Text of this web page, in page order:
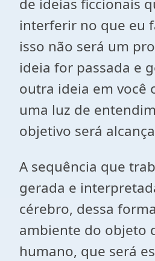
de ideias ficcionais
interferir no que eu
isso não será um
ideia for passada e
outra ideia em você
uma luz de
objetivo será
A sequência que
gerada e
cérebro, dessa
ambiente do objeto
humano, que será